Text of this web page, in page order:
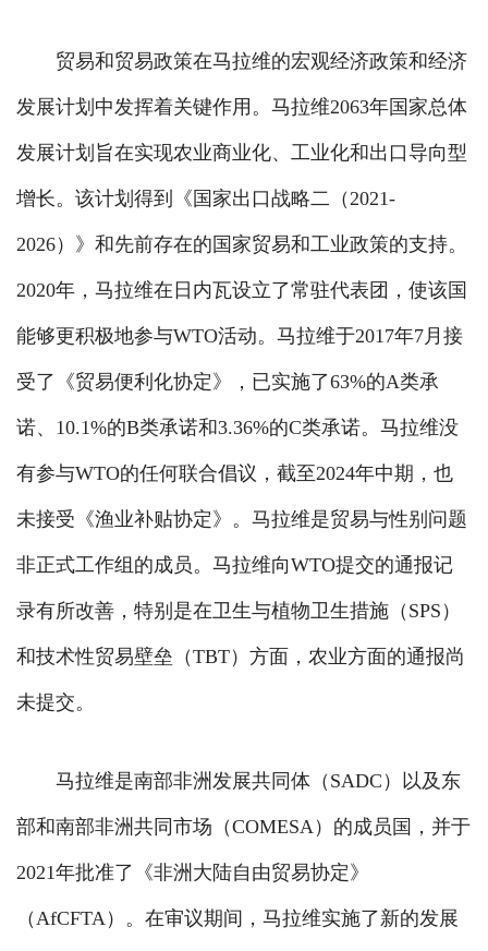
贸易和贸易政策在马拉维的宏观经济政策和经济
发展计划中发挥着关键作用。马拉维2063年国家总体
发展计划旨在实现农业商业化、工业化和出口导向型
增长。该计划得到《国家出口战略二（2021-
2026）》和先前存在的国家贸易和工业政策的支持。
2020年，马拉维在日内瓦设立了常驻代表团，使该国
能够更积极地参与WTO活动。马拉维于2017年7月接
受了《贸易便利化协定》，已实施了63%的A类承
诺、10.1%的B类承诺和3.36%的C类承诺。马拉维没
有参与WTO的任何联合倡议，截至2024年中期，也
未接受《渔业补贴协定》。马拉维是贸易与性别问题
非正式工作组的成员。马拉维向WTO提交的通报记
录有所改善，特别是在卫生与植物卫生措施（SPS）
和技术性贸易壁垒（TBT）方面，农业方面的通报尚
未提交。
马拉维是南部非洲发展共同体（SADC）以及东
部和南部非洲共同市场（COMESA）的成员国，并于
2021年批准了《非洲大陆自由贸易协定》
（AfCFTA）。在审议期间，马拉维实施了新的发展